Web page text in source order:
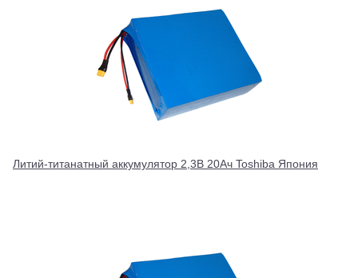
Литий-титанатный аккумулятор 2,3В 20Ач Toshiba Япония